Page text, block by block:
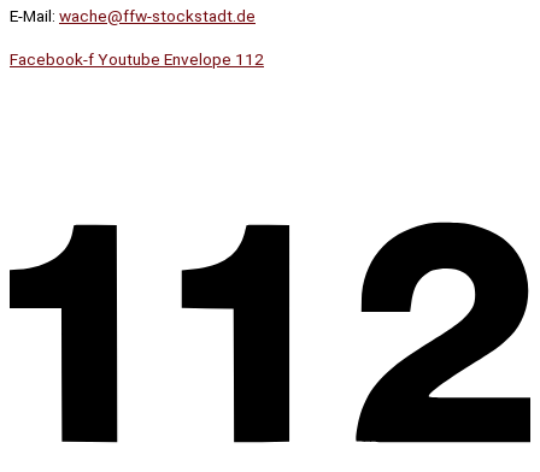
E-Mail: wache@ffw-stockstadt.de
Facebook-fYoutube Envelope 112